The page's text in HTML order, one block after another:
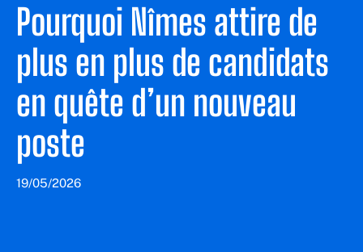
Pourquoi Nîmes attire de
plus en plus de candidats
en quête d’un nouveau
poste
19/05/2026